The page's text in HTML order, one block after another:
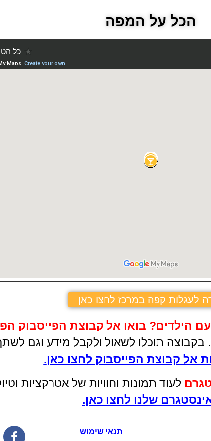
הכל על המפה
לעגלות קפה במרכז לחצו כאן
הילדים? בואו אל קבוצת הפייסבוק
בקבוצה תוכלו לשאול ולקבל מידע וגם
אל קבוצת הפייסבוק לחצו כאן.
לעוד תמונות וחוויות של אטרקציות
שלנו לחצו כאן.
תנאי שימוש